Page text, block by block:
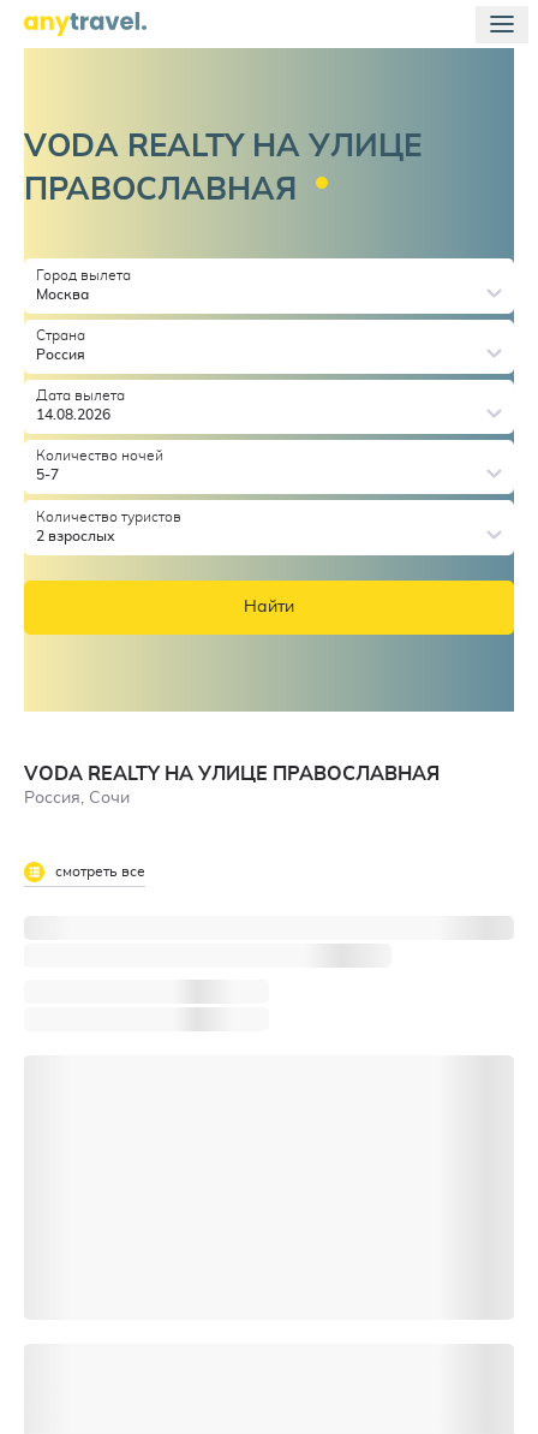
VODA REALTY НА УЛИЦЕ
ПРАВОСЛАВНАЯ
Город вылета
Москва
Страна
Россия
Дата вылета
14.08.2026
Количество ночей
5-7
Количество туристов
2 взрослых
Найти
VODA REALTY НА УЛИЦЕ ПРАВОСЛАВНАЯ
Россия, Сочи
смотреть все